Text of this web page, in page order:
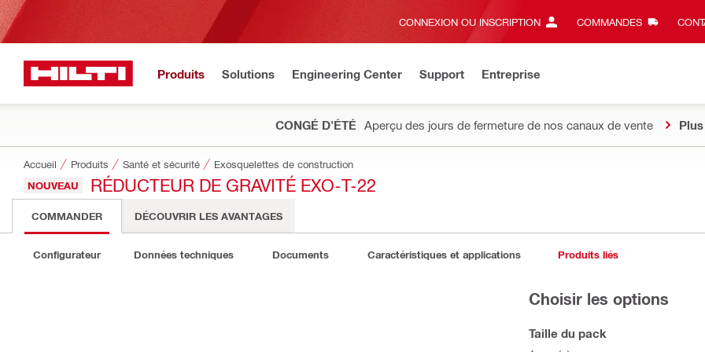
CONNEXION OU INSCRIPTION COMMANDES
Produits Solutions Engineering Center Support Entreprise
CONGÉ D'ÉTÉ Aperçu des jours de fermeture de nos canaux de vente
Accueil Produits Santé et sécurité Exosquelettes de construction
NOUVEAU RÉDUCTEUR DE GRAVITÉ EXO-T-22
COMMANDER DÉCOUVRIR LES AVANTAGES
Configurateur Données techniques Documents Caractéristiques et applications Produits liés
Choisir les options
Taille du pack